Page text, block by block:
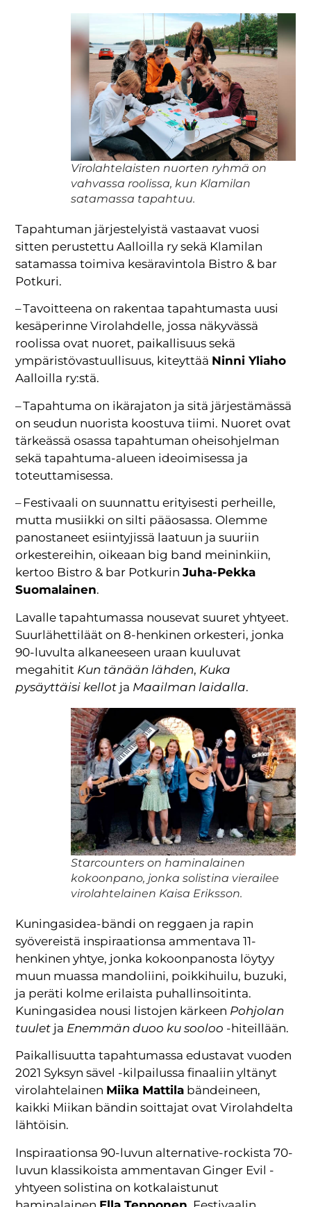
Virolahtelaisten nuorten ryhmä on
vahvassa roolissa, kun Klamilan
satamassa tapahtuu.
Tapahtuman järjestelyistä vastaavat vuosi
sitten perustettu Aalloilla ry sekä Klamilan
satamassa toimiva kesäravintola Bistro & bar
Potkuri.
– Tavoitteena on rakentaa tapahtumasta uusi
kesäperinne Virolahdelle, jossa näkyvässä
roolissa ovat nuoret, paikallisuus sekä
ympäristövastuullisuus, kiteyttää Ninni Yliaho
Aalloilla ry:stä.
– Tapahtuma on ikärajaton ja sitä järjestämässä
on seudun nuorista koostuva tiimi. Nuoret ovat
tärkeässä osassa tapahtuman oheisohjelman
sekä tapahtuma-alueen ideoimisessa ja
toteuttamisessa.
– Festivaali on suunnattu erityisesti perheille,
mutta musiikki on silti pääosassa. Olemme
panostaneet esiintyjissä laatuun ja suuriin
orkestereihin, oikeaan big band meininkiin,
kertoo Bistro & bar PotkurinJuha-Pekka
Suomalainen.
Lavalle tapahtumassa nousevat suuret yhtyeet.
Suurlähettiläät on 8-henkinen orkesteri, jonka
90-luvulta alkaneeseen uraan kuuluvat
megahitit Kun tänään lähden, Kuka
pysäyttäisi kellot ja Maailman laidalla.
Starcounters on haminalainen
kokoonpano, jonka solistina vierailee
virolahtelainen Kaisa Eriksson.
Kuningasidea-bändi on reggaen ja rapin
syövereistä inspiraationsa ammentava 11-
henkinen yhtye, jonka kokoonpanosta löytyy
muun muassa mandoliini, poikkihuilu, buzuki,
ja peräti kolme erilaista puhallinsoitinta.
Kuningasidea nousi listojen kärkeen Pohjolan
tuulet ja Enemmän duoo ku sooloo -hiteillään.
Paikallisuutta tapahtumassa edustavat vuoden
2021 Syksyn sävel -kilpailussa finaaliin yltänyt
virolahtelainen Miika Mattila bändeineen,
kaikki Miikan bändin soittajat ovat Virolahdelta
lähtöisin.
Inspiraationsa 90-luvun alternative-rockista 70-
luvun klassikoista ammentavan Ginger Evil -
yhtyeen solistina on kotkalaistunut